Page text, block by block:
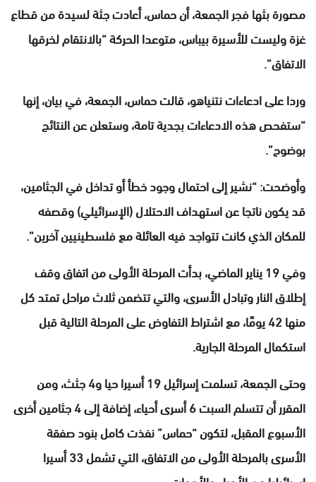
مصورة بثها فجر الجمعة، أن حماس، أعادت جثة لسيدة من قطاع
غزة وليست للأسيرة بيباس، متوعدا الحركة “بالانتقام لخرقها
الاتفاق”.
وردا على ادعاءات نتنياهو، قالت حماس، الجمعة، في بيان، إنها
“ستفحص هذه الادعاءات بجدية تامة، وستعلن عن النتائج
بوضوح”.
وأوضحت: “نشير إلى احتمال وجود خطأ أو تداخل في الجثامين،
قد يكون ناتجا عن استهداف الاحتلال (الإسرائيلي) وقصفه
للمكان الذي كانت تتواجد فيه العائلة مع فلسطينيين آخرين”.
وفي 19 يناير الماضي، بدأت المرحلة الأولى من اتفاق وقف
إطلاق النار وتبادل الأسرى، والتي تتضمن ثلاث مراحل تمتد كل
منها 42 يومًا، مع اشتراط التفاوض على المرحلة التالية قبل
استكمال المرحلة الجارية.
وحتى الجمعة، تسلمت إسرائيل 19 أسيرا حيا و4 جثث، ومن
المقرر أن تتسلم السبت 6 أسرى أحياء، إضافة إلى 4 جثامين أخرى
الأسبوع المقبل، لتكون “حماس” نفذت كامل بنود صفقة
الأسرى بالمرحلة الأولى من الاتفاق، التي تشمل 33 أسيرا